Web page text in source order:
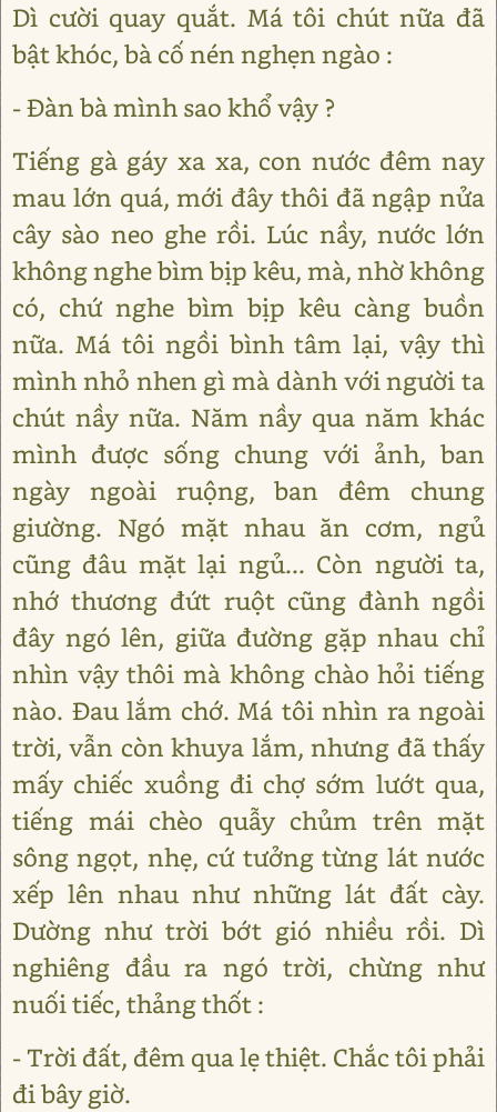
Dì cười quay quắt. Má tôi chút nữa đã
bật khóc, bà cố nén nghẹn ngào :
- Đàn bà mình sao khổ vậy ?
Tiếng gà gáy xa xa, con nước đêm nay
mau lớn quá, mới đây thôi đã ngập nửa
cây sào neo ghe rồi. Lúc nầy, nước lớn
không nghe bìm bịp kêu, mà, nhờ không
có, chứ nghe bìm bịp kêu càng buồn
nữa. Má tôi ngồi bình tâm lại, vậy thì
mình nhỏ nhen gì mà dành với người ta
chút nầy nữa. Năm nầy qua năm khác
mình được sống chung với ảnh, ban
ngày ngoài ruộng, ban đêm chung
giường. Ngó mặt nhau ăn cơm, ngủ
cũng đâu mặt lại ngủ... Còn người ta,
nhớ thương đứt ruột cũng đành ngồi
đây ngó lên, giữa đường gặp nhau chỉ
nhìn vậy thôi mà không chào hỏi tiếng
nào. Đau lắm chớ. Má tôi nhìn ra ngoài
trời, vẫn còn khuya lắm, nhưng đã thấy
mấy chiếc xuồng đi chợ sớm lướt qua,
tiếng mái chèo quẫy chủm trên mặt
sông ngọt, nhẹ, cứ tưởng từng lát nước
xếp lên nhau như những lát đất cày.
Dường như trời bớt gió nhiều rồi. Dì
nghiêng đầu ra ngó trời, chừng như
nuối tiếc, thảng thốt :
- Trời đất, đêm qua lẹ thiệt. Chắc tôi phải
đi bây giờ.